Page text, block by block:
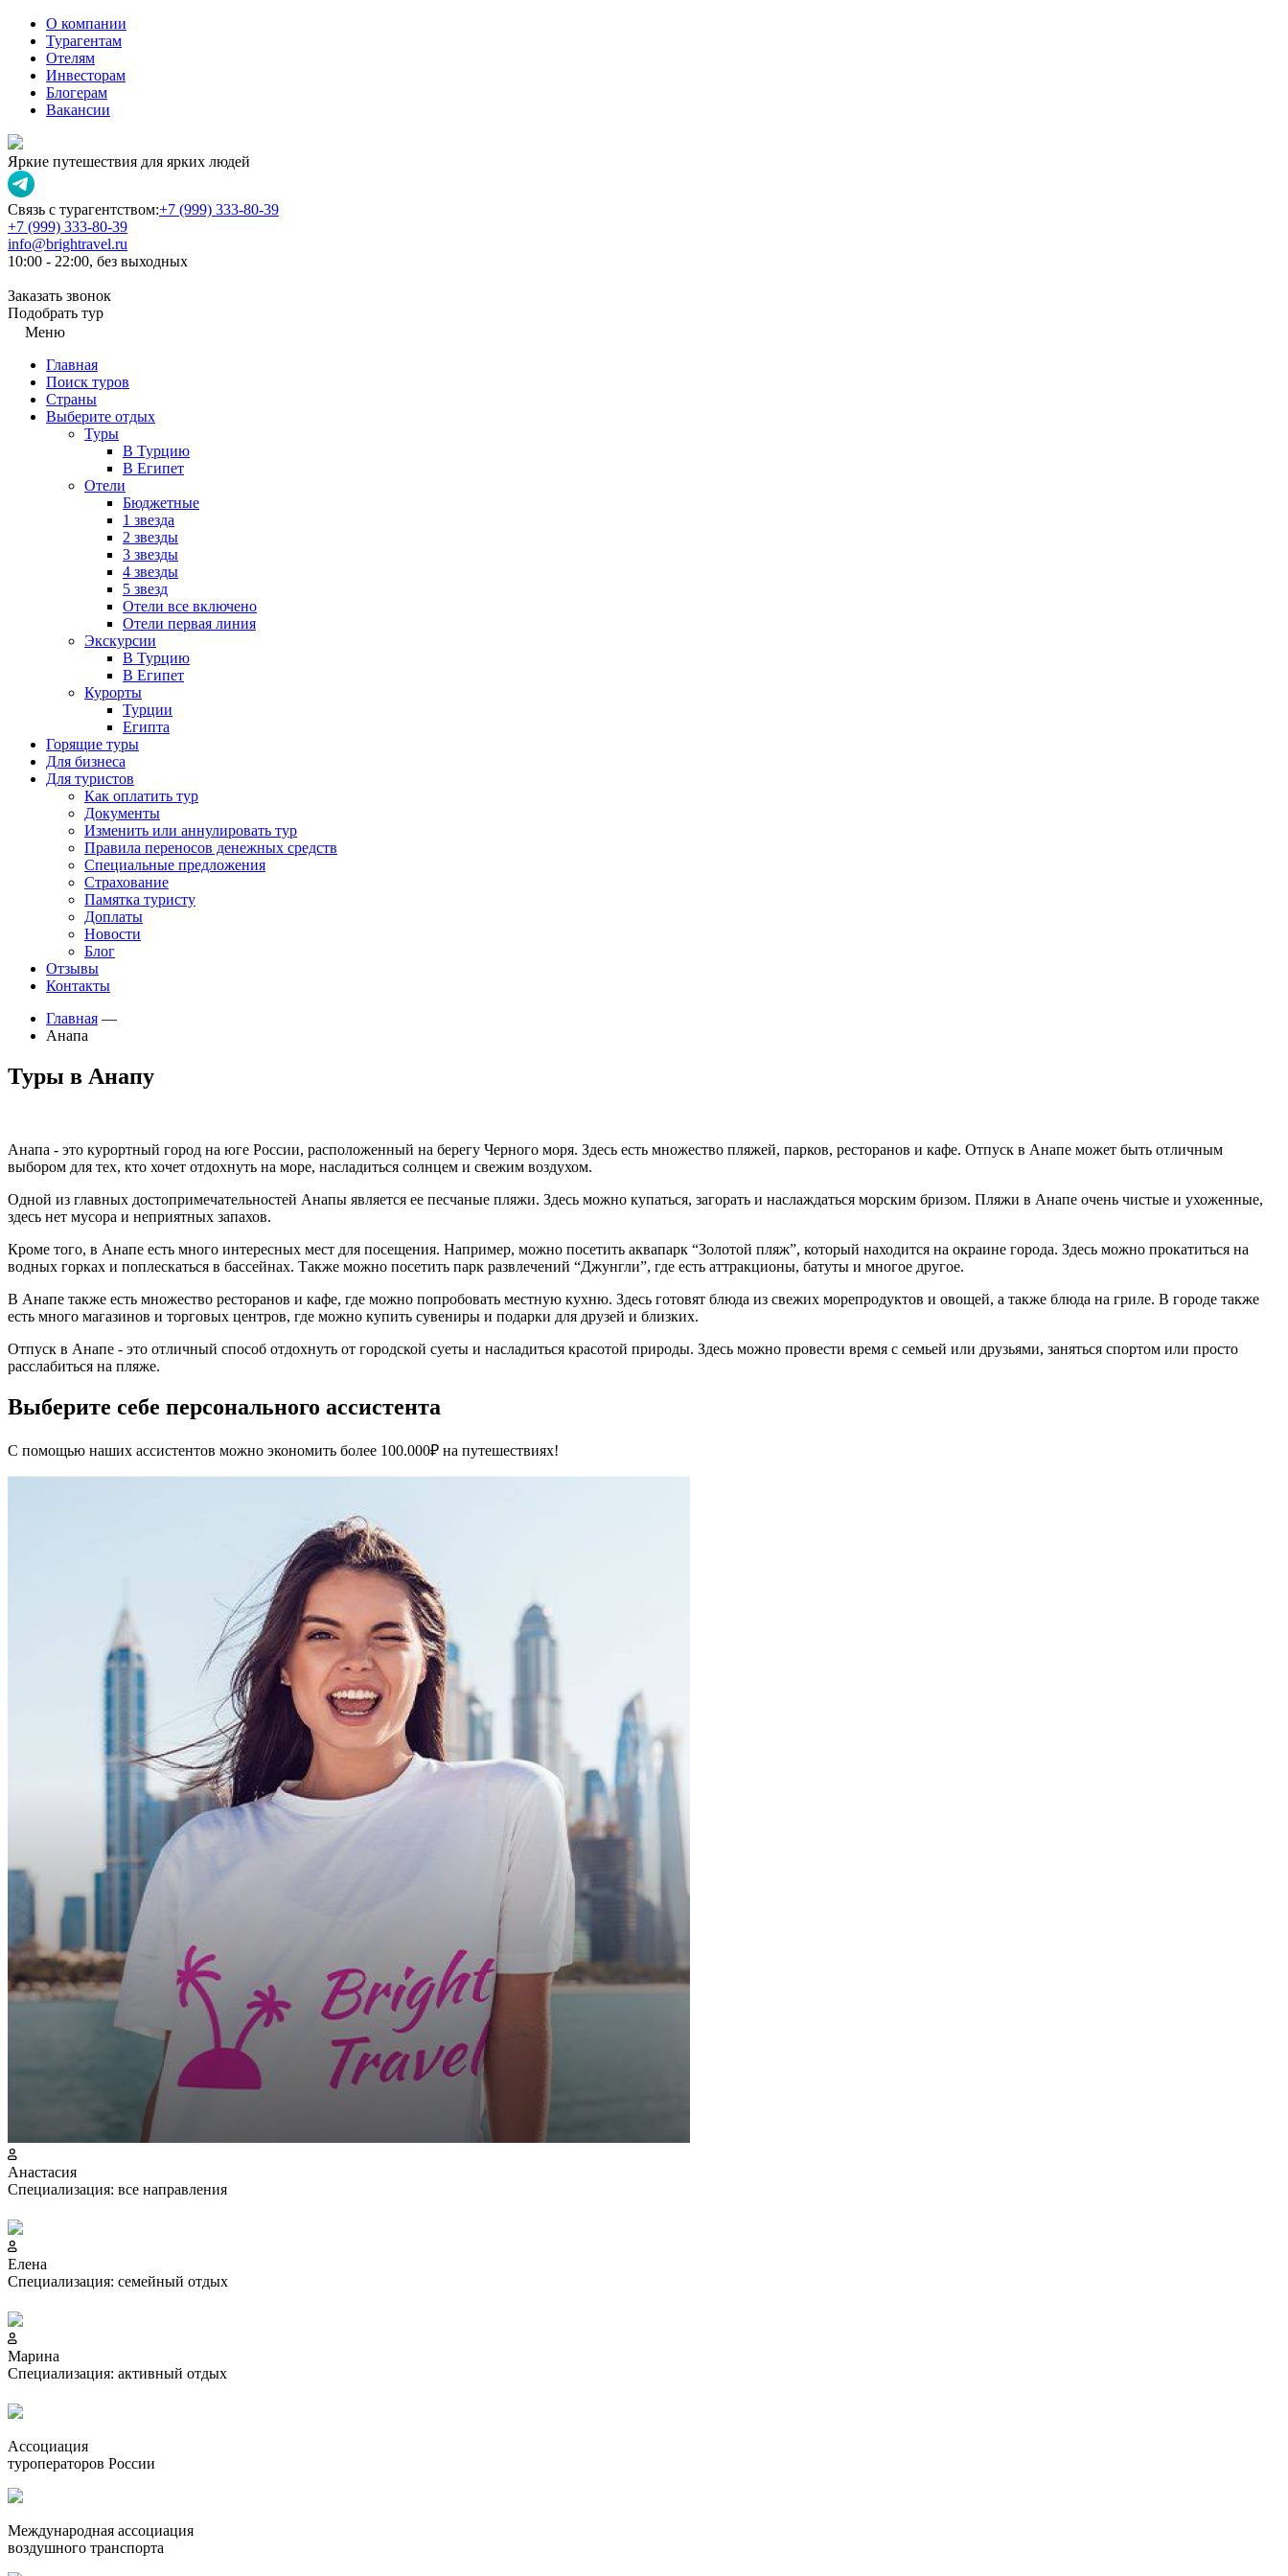
О компании
Турагентам
Отелям
Инвесторам
Блогерам
Вакансии
Яркие путешествия для ярких людей
Связь с турагентством:+7 (999) 333-80-39
+7 (999) 333-80-39
info@brightravel.ru
10:00 - 22:00, без выходных
Заказать звонок
Подобрать тур
Меню
Главная
Поиск туров
Страны
Выберите отдых
Туры
В Турцию
В Египет
Отели
Бюджетные
1 звезда
2 звезды
3 звезды
4 звезды
5 звезд
Отели все включено
Отели первая линия
Экскурсии
В Турцию
В Египет
Курорты
Турции
Египта
Горящие туры
Для бизнеса
Для туристов
Как оплатить тур
Документы
Изменить или аннулировать тур
Правила переносов денежных средств
Специальные предложения
Страхование
Памятка туристу
Доплаты
Новости
Блог
Отзывы
Контакты
Главная —
Анапа
Туры в Анапу
Анапа - это курортный город на юге России, расположенный на берегу Черного моря. Здесь есть множество пляжей, парков, ресторанов и кафе. Отпуск в Анапе может быть отличным
выбором для тех, кто хочет отдохнуть на море, насладиться солнцем и свежим воздухом.
Одной из главных достопримечательностей Анапы является ее песчаные пляжи. Здесь можно купаться, загорать и наслаждаться морским бризом. Пляжи в Анапе очень чистые и ухоженные,
здесь нет мусора и неприятных запахов.
Кроме того, в Анапе есть много интересных мест для посещения. Например, можно посетить аквапарк “Золотой пляж”, который находится на окраине города. Здесь можно прокатиться на
водных горках и поплескаться в бассейнах. Также можно посетить парк развлечений “Джунгли”, где есть аттракционы, батуты и многое другое.
В Анапе также есть множество ресторанов и кафе, где можно попробовать местную кухню. Здесь готовят блюда из свежих морепродуктов и овощей, а также блюда на гриле. В городе также
есть много магазинов и торговых центров, где можно купить сувениры и подарки для друзей и близких.
Отпуск в Анапе - это отличный способ отдохнуть от городской суеты и насладиться красотой природы. Здесь можно провести время с семьей или друзьями, заняться спортом или просто
расслабиться на пляже.
Выберите себе персонального ассистента
С помощью наших ассистентов можно экономить более 100.000₽ на путешествиях!
Анастасия
Специализация: все направления
Елена
Специализация: семейный отдых
Марина
Специализация: активный отдых
Ассоциация
туроператоров России
Международная ассоциация
воздушного транспорта